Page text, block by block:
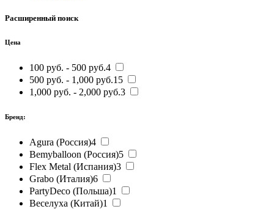
Расширенный поиск
Цена
100 руб. - 500 руб.4
500 руб. - 1,000 руб.15
1,000 руб. - 2,000 руб.3
Бренд:
Agura (Россия)4
Bemyballoon (Россия)5
Flex Metal (Испания)3
Grabo (Италия)6
PartyDeco (Польша)1
Веселуха (Китай)1